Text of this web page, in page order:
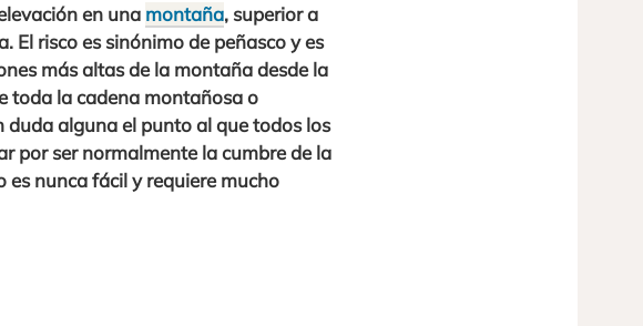
en una montaña, superior a
El risco es sinónimo de peñasco y es
más altas de la montaña desde la
toda la cadena montañosa o
duda alguna el punto al que todos los
por ser normalmente la cumbre de la
es nunca fácil y requiere mucho